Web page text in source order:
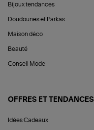
Bijoux tendances
Doudounes et Parkas
Maison déco
Beauté
Conseil Mode
OFFRES ET TENDANCES
Idées Cadeaux